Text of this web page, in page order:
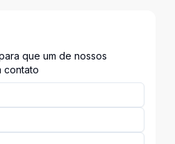
que um de nossos
contato